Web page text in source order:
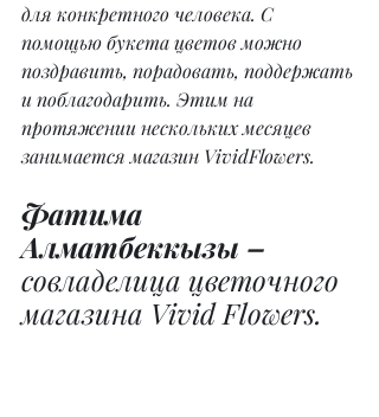
для конкретного человека. С
помощью букета цветов можно
поздравить, порадовать, поддержать
и поблагодарить. Этим на
протяжении нескольких месяцев
занимается магазин VividFlowers.
Фатима
Алматбеккызы –
совладелица цветочного
магазина Vivid Flowers.